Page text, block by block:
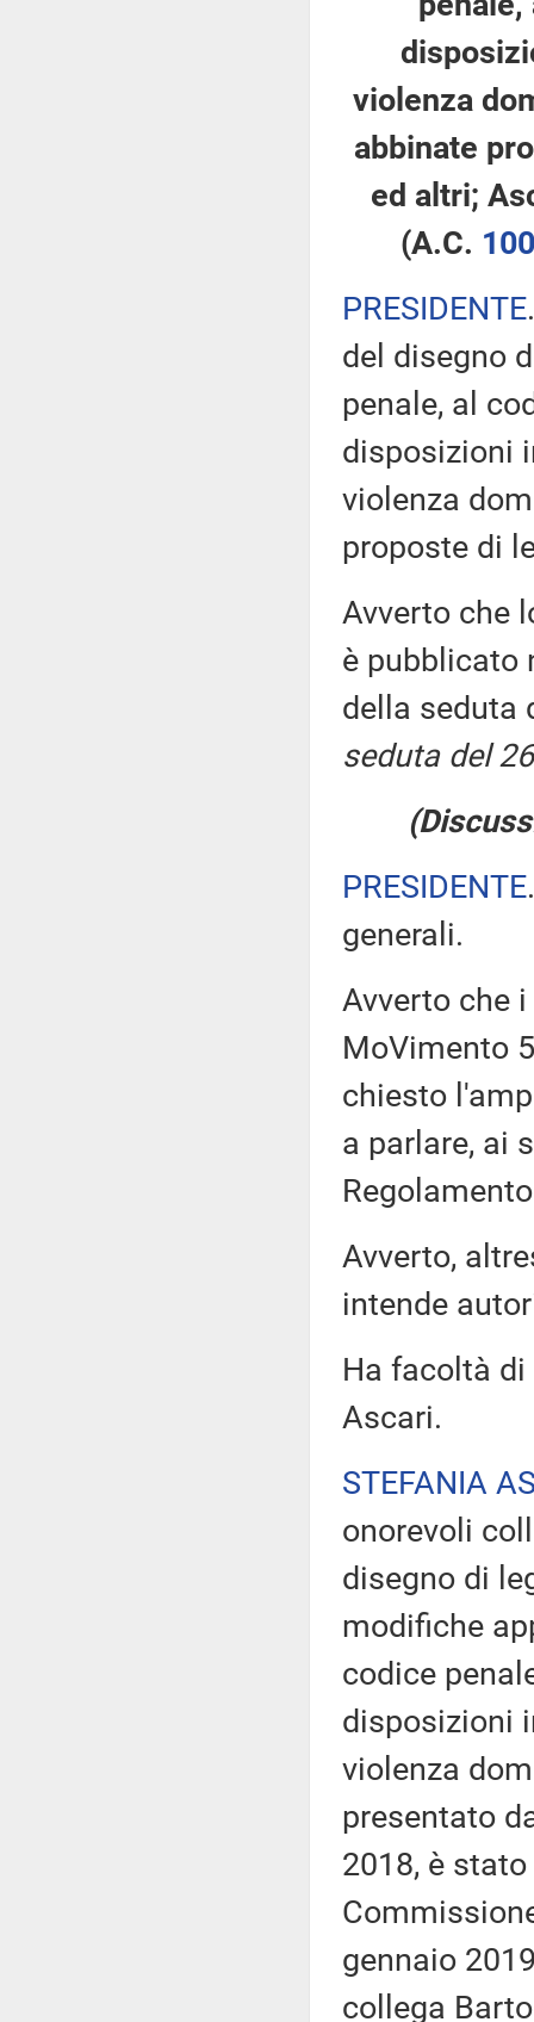
violenza
abbinate
ed altri;
(A.C.
PRESIDENTE
del disegno
penale, al
disposizioni
violenza
proposte di
Avverto che
è pubblicato
della seduta
seduta del
PRESIDENTE
generali.
Avverto che
MoVimento
chiesto
a parlare, ai
Avverto,
intende
Ha facoltà
Ascari.
STEFANIA
onorevoli
disegno di
modifiche
codice
disposizioni
violenza
presentato
2018, è
gennaio
collega